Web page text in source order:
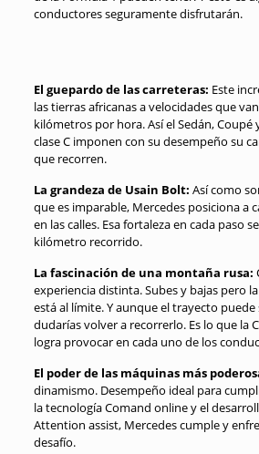
conductores seguramente disfrutarán.
El guepardo de las carreteras: Este
las tierras africanas a velocidades que
kilómetros por hora. Así el Sedán, Coupé
clase C imponen con su desempeño su
que recorren.
La grandeza de Usain Bolt: Así como
que es imparable, Mercedes posiciona a
en las calles. Esa fortaleza en cada paso
kilómetro recorrido.
La fascinación de una montaña rusa:
experiencia distinta. Subes y bajas pero
está al límite. Y aunque el trayecto puede
dudarías volver a recorrerlo. Es lo que la
logra provocar en cada uno de los
El poder de las máquinas más
dinamismo. Desempeño ideal para
la tecnología Comand online y el
Attention assist, Mercedes cumple y
desafío.